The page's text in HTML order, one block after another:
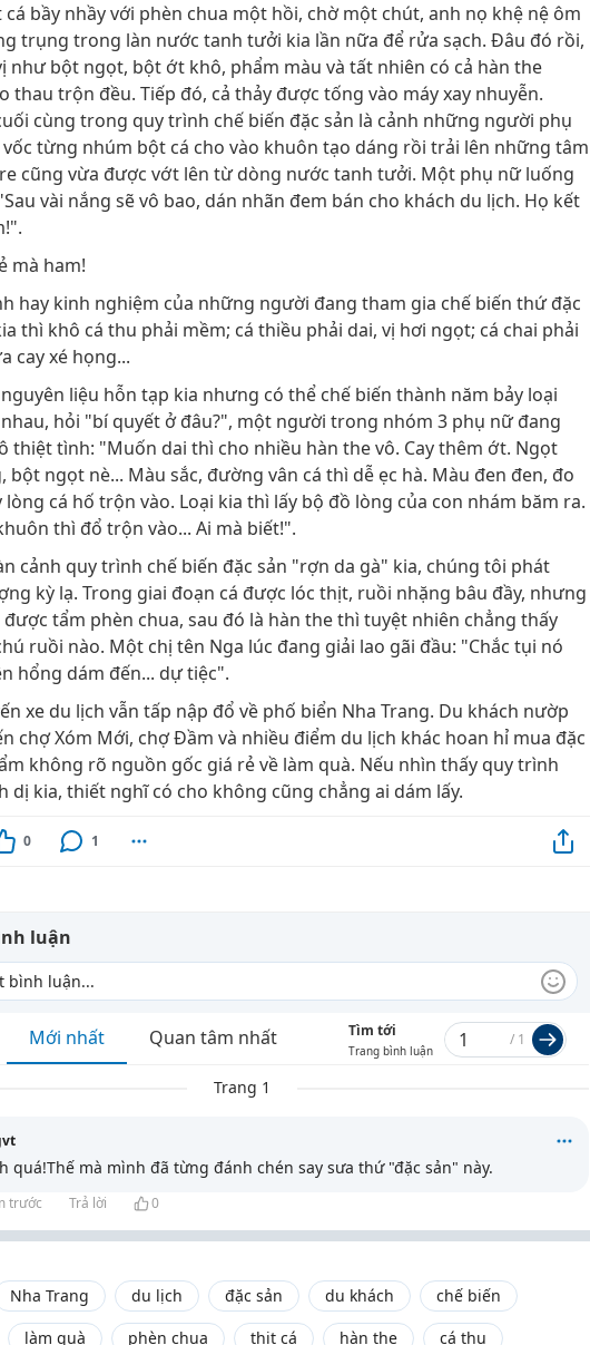
bầy nhầy với phèn chua một hồi, chờ một chút, anh nọ khệ nệ ôm
trụng trong làn nước tanh tưởi kia lần nữa để rửa sạch. Đâu đó rồi,
như bột ngọt, bột ớt khô, phẩm màu và tất nhiên có cả hàn the
thau trộn đều. Tiếp đó, cả thảy được tống vào máy xay nhuyễn.
cùng trong quy trình chế biến đặc sản là cảnh những người phụ
từng nhúm bột cá cho vào khuôn tạo dáng rồi trải lên những tâm
cũng vừa được vớt lên từ dòng nước tanh tưởi. Một phụ nữ luống
vài nắng sẽ vô bao, dán nhãn đem bán cho khách du lịch. Họ kết
mà ham!
hay kinh nghiệm của những người đang tham gia chế biến thứ đặc
thì khô cá thu phải mềm; cá thiều phải dai, vị hơi ngọt; cá chai phải
cay xé họng...
liệu hỗn tạp kia nhưng có thể chế biến thành năm bảy loại
hỏi "bí quyết ở đâu?", một người trong nhóm 3 phụ nữ đang
thiệt tình: "Muốn dai thì cho nhiều hàn the vô. Cay thêm ớt. Ngọt
bột ngọt nè... Màu sắc, đường vân cá thì dễ ẹc hà. Màu đen đen, đo
lòng cá hố trộn vào. Loại kia thì lấy bộ đồ lòng của con nhám băm ra.
thì đổ trộn vào... Ai mà biết!".
cảnh quy trình chế biến đặc sản "rợn da gà" kia, chúng tôi phát
kỳ lạ. Trong giai đoạn cá được lóc thịt, ruồi nhặng bâu đầy, nhưng
được tẩm phèn chua, sau đó là hàn the thì tuyệt nhiên chẳng thấy
ruồi nào. Một chị tên Nga lúc đang giải lao gãi đầu: "Chắc tụi nó
hổng dám đến... dự tiệc".
xe du lịch vẫn tấp nập đổ về phố biển Nha Trang. Du khách nườp
chợ Xóm Mới, chợ Đầm và nhiều điểm du lịch khác hoan hỉ mua đặc
không rõ nguồn gốc giá rẻ về làm quà. Nếu nhìn thấy quy trình
dị kia, thiết nghĩ có cho không cũng chẳng ai dám lấy.
0 1
luận
Mới nhất Quan tâm nhất Tìm tới
Trang bình luận
/ 1
Trang 1
quá!Thế mà mình đã từng đánh chén say sưa thứ "đặc sản" này.
trước Trả lời 0
Nha Trang du lịch đặc sản du khách
chế biến
làm quà phèn chua thịt cá hàn the cá thu